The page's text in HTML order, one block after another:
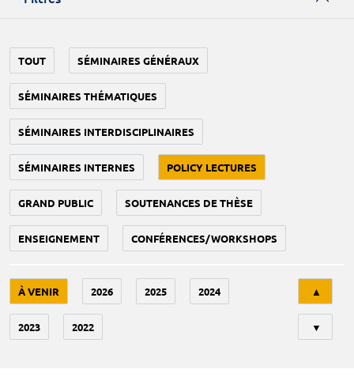
TOUT SÉMINAIRES GÉNÉRAUX
SÉMINAIRES THÉMATIQUES
SÉMINAIRES INTERDISCIPLINAIRES
SÉMINAIRES INTERNES POLICY LECTURES
GRAND PUBLIC SOUTENANCES DE THÈSE
ENSEIGNEMENT CONFÉRENCES/WORKSHOPS
À VENIR 2026 2025 2024
2023 2022
▲
▼